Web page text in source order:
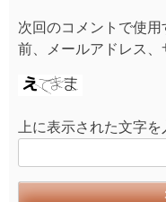
次回のコメントで使
前、メールアドレス、
上に表示された文字